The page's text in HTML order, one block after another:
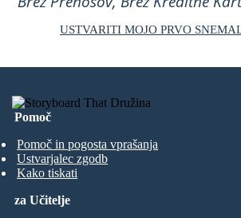
USTVARITI MOJO PRVO
Pomoč
Pomoč in pogosta vprašanja
Ustvarjalec zgodb
Kako tiskati
za Učitelje